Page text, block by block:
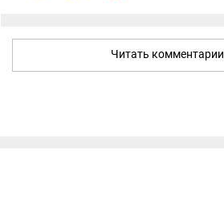
Читать комментарии